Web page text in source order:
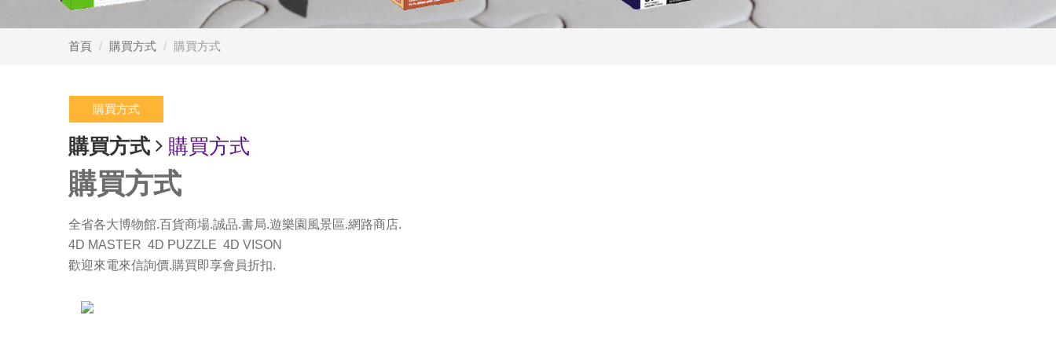
首頁 購買方式 購買方式
購買方式
購買方式 購買方式
購買方式
全省各大博物館.百貨商場.誠品.書局.遊樂園風景區.網路商店.
4D MASTER 4D PUZZLE 4D VISON
歡迎來電來信詢價.購買即享會員折扣.